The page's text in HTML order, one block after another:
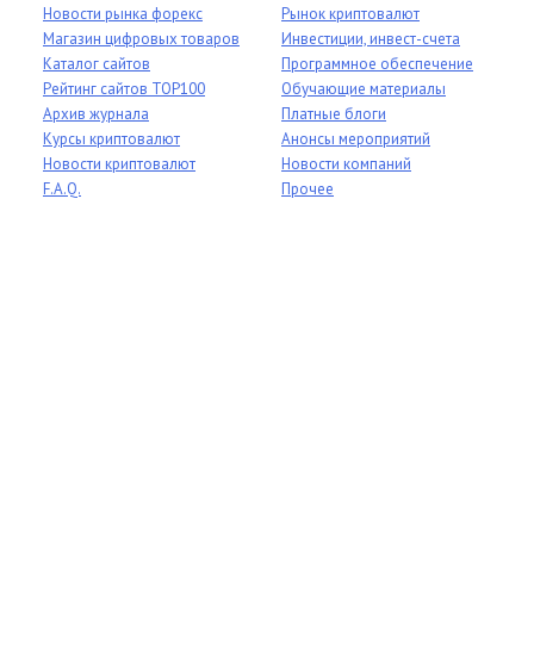
Новости рынка форекс
Магазин цифровых товаров
Каталог сайтов
Рейтинг сайтов TOP100
Архив журнала
Курсы криптовалют
Новости криптовалют
F.A.Q.
Рынок криптовалют
Инвестиции, инвест-счета
Программное обеспечение
Обучающие материалы
Платные блоги
Анонсы мероприятий
Новости компаний
Прочее